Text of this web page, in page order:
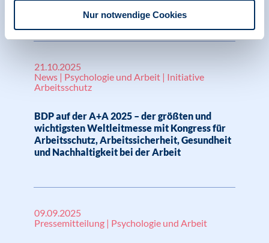
Nur notwendige Cookies
21.10.2025
News | Psychologie und Arbeit | Initiative
Arbeitsschutz
BDP auf der A+A 2025 – der größten und
wichtigsten Weltleitmesse mit Kongress für
Arbeitsschutz, Arbeitssicherheit, Gesundheit
und Nachhaltigkeit bei der Arbeit
09.09.2025
Pressemitteilung | Psychologie und Arbeit